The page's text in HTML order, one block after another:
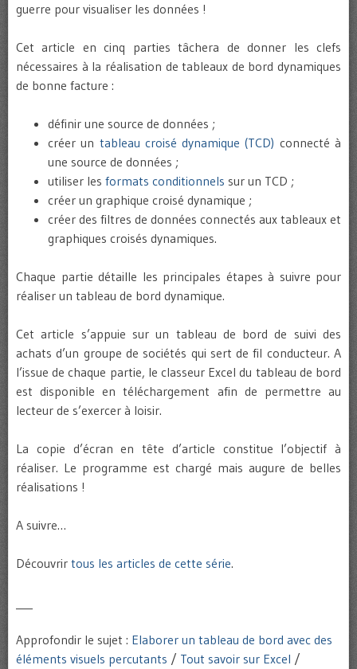
guerre pour visualiser les données !
Cet article en cinq parties tâchera de donner les clefs
nécessaires à la réalisation de tableaux de bord dynamiques
de bonne facture :
définir une source de données ;
créer un tableau croisé dynamique (TCD) connecté à
une source de données ;
utiliser les formats conditionnels sur un TCD ;
créer un graphique croisé dynamique ;
créer des filtres de données connectés aux tableaux et
graphiques croisés dynamiques.
Chaque partie détaille les principales étapes à suivre pour
réaliser un tableau de bord dynamique.
Cet article s’appuie sur un tableau de bord de suivi des
achats d’un groupe de sociétés qui sert de fil conducteur. A
l’issue de chaque partie, le classeur Excel du tableau de bord
est disponible en téléchargement afin de permettre au
lecteur de s’exercer à loisir.
La copie d’écran en tête d’article constitue l’objectif à
réaliser. Le programme est chargé mais augure de belles
réalisations !
A suivre…
Découvrir tous les articles de cette série.
Approfondir le sujet : Elaborer un tableau de bord avec des
éléments visuels percutants / Tout savoir sur Excel /